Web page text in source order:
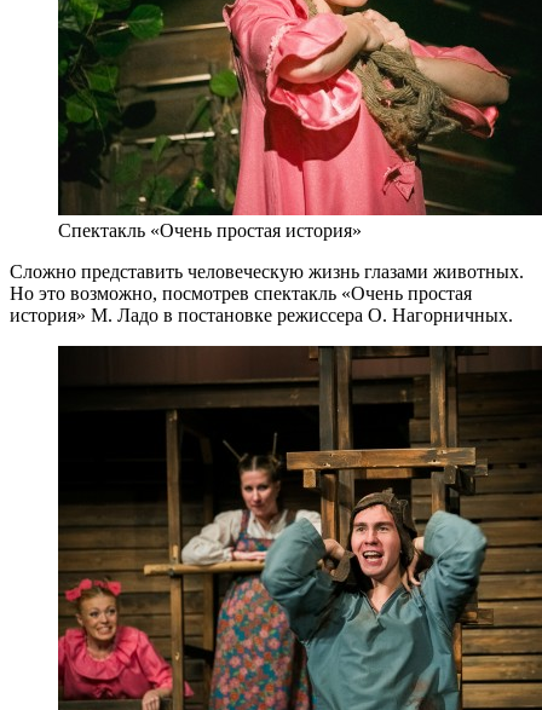
Спектакль «Очень простая история»
Сложно представить человеческую жизнь глазами животных.
Но это возможно, посмотрев спектакль «Очень простая
история» М. Ладо в постановке режиссера О. Нагорничных.